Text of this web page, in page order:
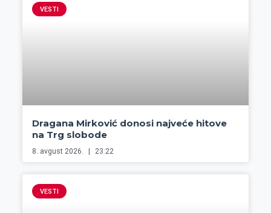
VESTI
Dragana Mirković donosi najveće hitove
na Trg slobode
8. avgust 2026. 23:22
VESTI